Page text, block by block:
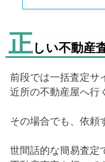
正しい不動産
前段では一括査定サ
近所の不動産屋へ行
その場合でも、依頼
世間話的な簡易査定